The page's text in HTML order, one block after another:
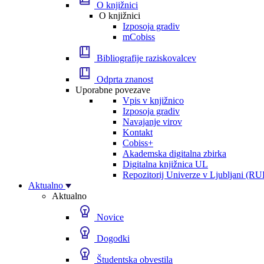
O knjižnici
O knjižnici
Izposoja gradiv
mCobiss
Bibliografije raziskovalcev
Odprta znanost
Uporabne povezave
Vpis v knjižnico
Izposoja gradiv
Navajanje virov
Kontakt
Cobiss+
Akademska digitalna zbirka
Digitalna knjižnica UL
Repozitorij Univerze v Ljubljani
Aktualno
Aktualno
Novice
Dogodki
Študentska obvestila